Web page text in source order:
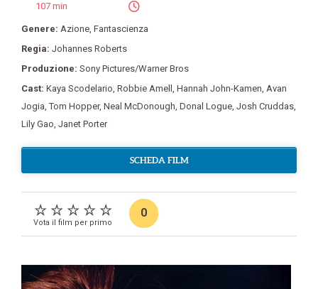
107 min
Genere: Azione, Fantascienza
Regia: Johannes Roberts
Produzione: Sony Pictures/Warner Bros
Cast: Kaya Scodelario, Robbie Amell , Hannah John-Kamen, Avan
Jogia,Tom Hopper, Neal McDonough, Donal Logue, Josh Cruddas,
Lily Gao, Janet Porter
SCHEDA FILM
Vota il film per primo
0